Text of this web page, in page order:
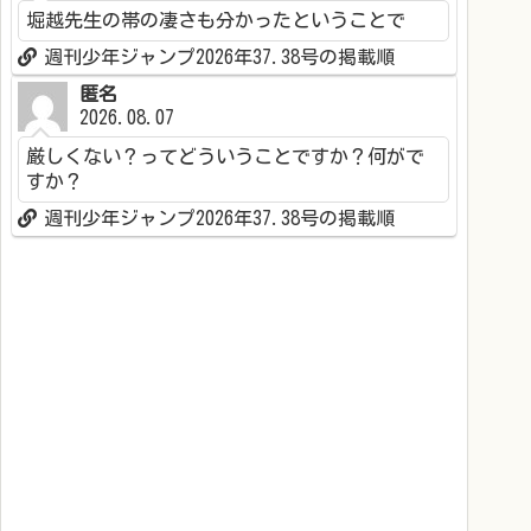
堀越先生の帯の凄さも分かったということで
週刊少年ジャンプ2026年37.38号の掲載順
匿名
2026.08.07
厳しくない？ってどういうことですか？何がで
すか？
週刊少年ジャンプ2026年37.38号の掲載順